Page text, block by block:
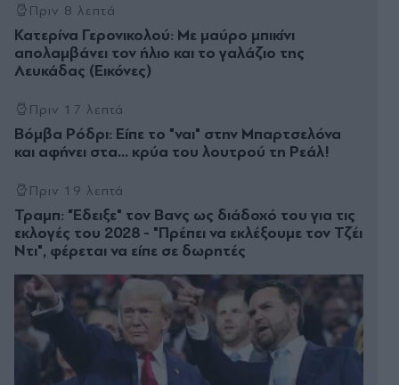
Πριν 8 λεπτά
Κατερίνα Γερονικολού: Με μαύρο μπικίνι
απολαμβάνει τον ήλιο και το γαλάζιο της
Λευκάδας (Εικόνες)
Πριν 17 λεπτά
Βόμβα Ρόδρι: Είπε το "ναι" στην Μπαρτσελόνα
και αφήνει στα... κρύα του λουτρού τη Ρεάλ!
Πριν 19 λεπτά
Τραμπ: "Έδειξε" τον Βανς ως διάδοχό του για τις
εκλογές του 2028 - "Πρέπει να εκλέξουμε τον Τζέι
Ντι", φέρεται να είπε σε δωρητές